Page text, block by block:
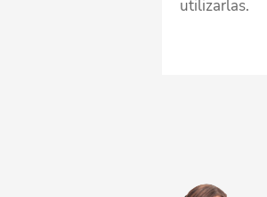
utilizarlas.